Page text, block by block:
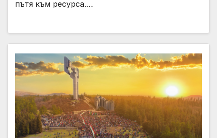
пътя към ресурса.…